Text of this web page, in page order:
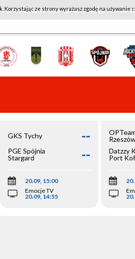
WROCŁAW - KSK QEMETICA NOTEĆ
GKS Tychy --
PGE Spójnia
Stargard
--
20.09, 15:00
Emocje TV
20.09, 14:55
Datzzy
Port
ze strony wyrażasz zgodę na używanie